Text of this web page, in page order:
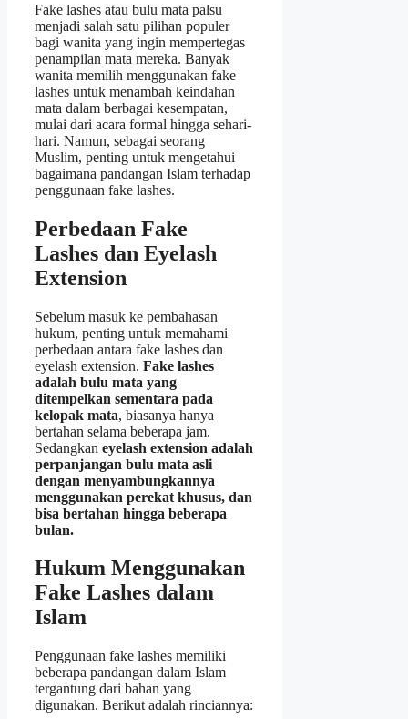
Fake lashes atau bulu mata palsu
menjadi salah satu pilihan populer
bagi wanita yang ingin mempertegas
penampilan mata mereka. Banyak
wanita memilih menggunakan fake
lashes untuk menambah keindahan
mata dalam berbagai kesempatan,
mulai dari acara formal hingga sehari-
hari. Namun, sebagai seorang
Muslim, penting untuk mengetahui
bagaimana pandangan Islam terhadap
penggunaan fake lashes.
Perbedaan Fake
Lashes dan Eyelash
Extension
Sebelum masuk ke pembahasan
hukum, penting untuk memahami
perbedaan antara fake lashes dan
eyelash extension. Fake lashes
adalah bulu mata yang
ditempelkan sementara pada
kelopak mata, biasanya hanya
bertahan selama beberapa jam.
Sedangkan eyelash extension adalah
perpanjangan bulu mata asli
dengan menyambungkannya
menggunakan perekat khusus, dan
bisa bertahan hingga beberapa
bulan.
Hukum Menggunakan
Fake Lashes dalam
Islam
Penggunaan fake lashes memiliki
beberapa pandangan dalam Islam
tergantung dari bahan yang
digunakan. Berikut adalah rinciannya: